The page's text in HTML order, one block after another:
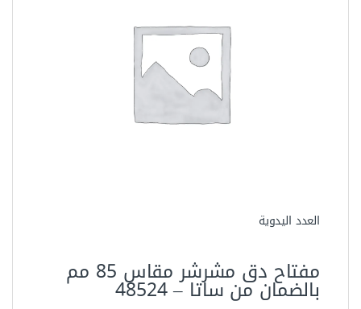
العدد اليدوية
مفتاح دق مشرشر مقاس 85 مم
بالضمان من ساتا – ‏‏48524‏